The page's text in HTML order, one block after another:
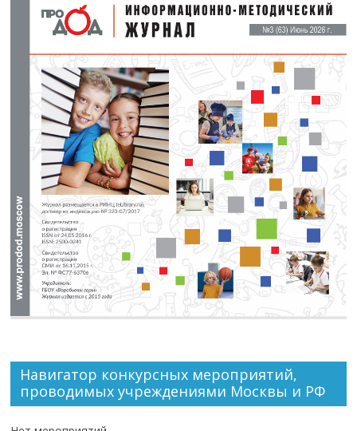
Навигатор конкурсных мероприятий,
проводимых учреждениями Москвы и РФ